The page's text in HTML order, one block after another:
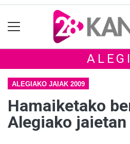
ALEGIAKO JAIAK 2009
Hamaiketako
Alegiako jaietan